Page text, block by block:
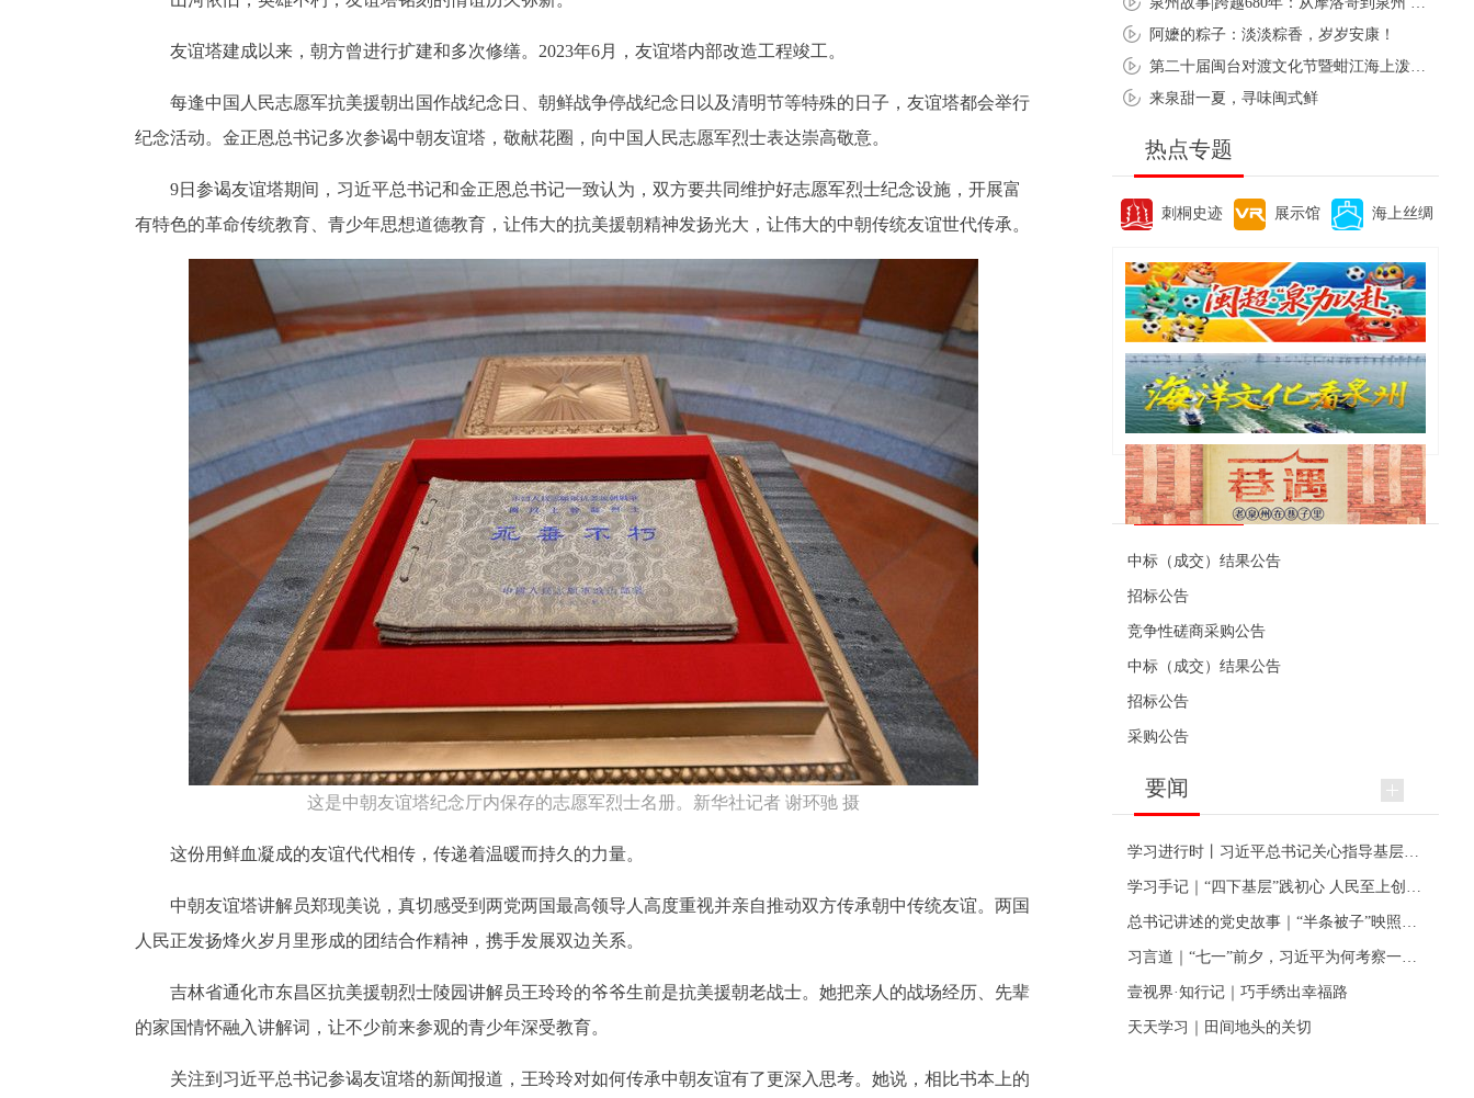
友谊塔建成以来，朝方曾进行扩建和多次修缮。2023年6月，友谊塔内部改造工程竣工。
每逢中国人民志愿军抗美援朝出国作战纪念日、朝鲜战争停战纪念日以及清明节等特殊的日子，友谊塔都会举行
纪念活动。金正恩总书记多次参谒中朝友谊塔，敬献花圈，向中国人民志愿军烈士表达崇高敬意。
9日参谒友谊塔期间，习近平总书记和金正恩总书记一致认为，双方要共同维护好志愿军烈士纪念设施，开展富
有特色的革命传统教育、青少年思想道德教育，让伟大的抗美援朝精神发扬光大，让伟大的中朝传统友谊世代传承。
这是中朝友谊塔纪念厅内保存的志愿军烈士名册。新华社记者 谢环驰 摄
这份用鲜血凝成的友谊代代相传，传递着温暖而持久的力量。
中朝友谊塔讲解员郑现美说，真切感受到两党两国最高领导人高度重视并亲自推动双方传承朝中传统友谊。两国
人民正发扬烽火岁月里形成的团结合作精神，携手发展双边关系。
吉林省通化市东昌区抗美援朝烈士陵园讲解员王玲玲的爷爷生前是抗美援朝老战士。她把亲人的战场经历、先辈
的家国情怀融入讲解词，让不少前来参观的青少年深受教育。
关注到习近平总书记参谒友谊塔的新闻报道，王玲玲对如何传承中朝友谊有了更深入思考。她说，相比书本上的
阿嬷的粽子：淡淡粽香，岁岁安康！
来泉甜一夏，寻味闽式鲜
热点专题
刺桐史迹 展示馆 海上丝绸
便民资讯
中标（成交）结果公告
招标公告
竞争性磋商采购公告
中标（成交）结果公告
招标公告
采购公告
要闻
壹视界·知行记｜巧手绣出幸福路
天天学习｜田间地头的关切